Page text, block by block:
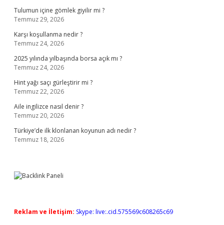
Tulumun içine gömlek giyilir mi ?
Temmuz 29, 2026
Karşı koşullanma nedir ?
Temmuz 24, 2026
2025 yılında yılbaşında borsa açık mı ?
Temmuz 24, 2026
Hint yağı saçı gürleştirir mi ?
Temmuz 22, 2026
Aile ingilizce nasıl denir ?
Temmuz 20, 2026
Türkiye’de ilk klonlanan koyunun adı nedir ?
Temmuz 18, 2026
Reklam ve İletişim: Skype: live:.cid.575569c608265c69